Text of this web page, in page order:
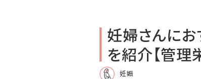
妊婦さんにお
を紹介【管理
妊娠